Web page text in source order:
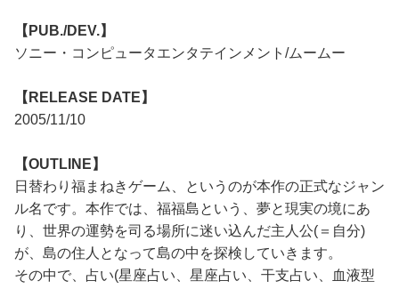
【PUB./DEV.】
ソニー・コンピュータエンタテインメント/ムームー
【RELEASE DATE】
2005/11/10
【OUTLINE】
日替わり福まねきゲーム、というのが本作の正式なジャン
ル名です。本作では、福福島という、夢と現実の境にあ
り、世界の運勢を司る場所に迷い込んだ主人公(＝自分)
が、島の住人となって島の中を探検していきます。
その中で、占い(星座占い、星座占い、干支占い、血液型